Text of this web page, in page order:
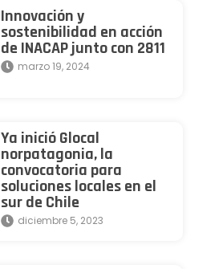
Innovación y
sostenibilidad en acción
de INACAP junto con 2811
marzo 19, 2024
Ya inició Glocal
norpatagonia, la
convocatoria para
soluciones locales en el
sur de Chile
diciembre 5, 2023